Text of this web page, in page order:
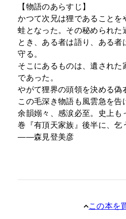
【物語のあらすじ】
かつて次兄は狸であることを
蛙となった。その秘められた
とき、ある者は語り、ある者
守る。
そこにあるものは、遺された
であった。
やがて狸界の頭領を決める偽
この毛深き物語も風雲急を
余韻嫋々、感涙必至。史上も
巻『有頂天家族』後半に、乞
――森見登美彦
この本を